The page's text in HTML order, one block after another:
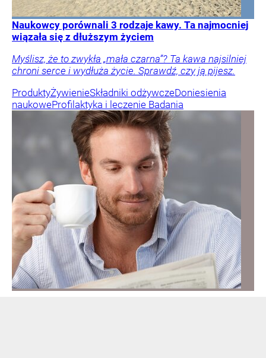
Naukowcy porównali 3 rodzaje kawy. Ta najmocniej
wiązała się z dłuższym życiem
Myślisz, że to zwykła „mała czarna”? Ta kawa najsilniej
chroni serce i wydłuża życie. Sprawdź, czy ją pijesz.
ProduktyŻywienieSkładniki odżywczeDoniesienia
naukoweProfilaktyka i leczenie Badania